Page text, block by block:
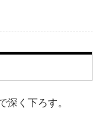
深く下ろす。